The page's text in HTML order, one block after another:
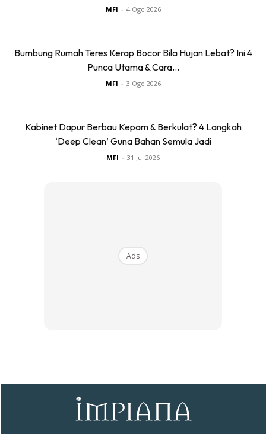
Wujudkan bunyi yang menenangkan
MFI - 4 Ogo 2026
Bumbung Rumah Teres Kerap Bocor Bila Hujan Lebat? Ini 4
Punca Utama & Cara...
MFI - 3 Ogo 2026
Kabinet Dapur Berbau Kepam & Berkulat? 4 Langkah
‘Deep Clean’ Guna Bahan Semula Jadi
MFI - 31 Jul 2026
Ads